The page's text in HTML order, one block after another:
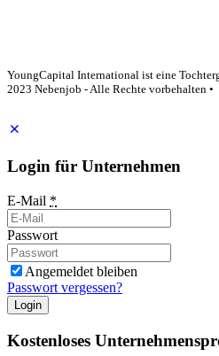
YoungCapital International ist eine
2023 Nebenjob - Alle Rechte vorbehalten •
Login für Unternehmen
E-Mail *
Passwort
Angemeldet bleiben
Passwort vergessen?
Login
Kostenloses